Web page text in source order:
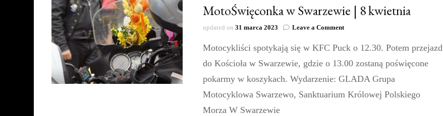
MotoŚwięconka w Swarzewie | 8 kwietnia
updated on 31 marca 2023 Leave a Commenton
w
|
8
Motocykliści spotykają się w KFC Puck o 12.30. Potem przejazd
do Kościoła w Swarzewie, gdzie o 13.00 zostaną poświęcone
pokarmy w koszykach. Wydarzenie: GLADA Grupa
Motocyklowa Swarzewo, Sanktuarium Królowej Polskiego
Morza W Swarzewie